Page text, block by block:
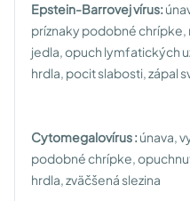
Epstein-Barrovej vírus:
príznaky podobné
jedla, opuch lymfatických
hrdla, pocit slabosti, zápal
Cytomegalovírus : únava,
podobné chrípke,
hrdla, zväčšená slezina